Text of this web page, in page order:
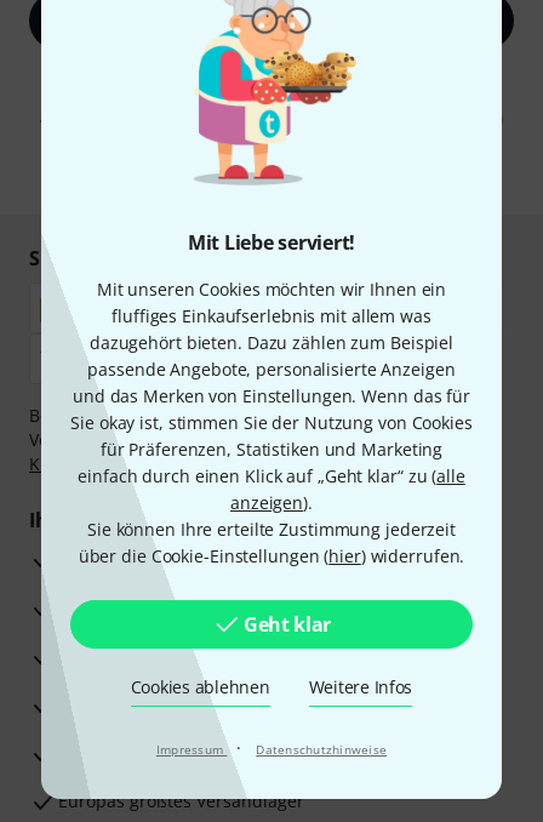
Mit Liebe serviert!
Mit unseren Cookies möchten wir Ihnen ein
fluffiges Einkaufserlebnis mit allem was
dazugehört bieten. Dazu zählen zum Beispiel
passende Angebote, personalisierte Anzeigen
und das Merken von Einstellungen. Wenn das für
Sie okay ist, stimmen Sie der Nutzung von Cookies
für Präferenzen, Statistiken und Marketing
einfach durch einen Klick auf „Geht klar“ zu (alle
anzeigen).
Sie können Ihre erteilte Zustimmung jederzeit
über die Cookie-Einstellungen (hier) widerrufen.
Geht klar
Cookies ablehnen Weitere Infos
Impressum · Datenschutzhinweise
Jetzt anmelden
Mit Klick auf „Jetzt anmelden“ stimmen Sie dem Erhalt von E-Mail-
Werbung und einer Messung des E-Mail-Nutzungsverhaltens zu. Die
Abmeldung ist jederzeit möglich. Weitere Informationen finden Sie in
unseren
Datenschutzhinweisen
* Pflichtfeld
Sicher einkaufen & bezahlen
Bezahlen Sie vertraulich und sicher per Nachnahme,
Vorkasse, PayPal, Amazon Pay, Klarna Sofort bezahlen
Klarna Ratenzahlungoder Kreditkarte.
Ihre Vorteile
3 Jahre Thomann Garantie
30 Tage Money-Back-Garantie
Reparaturservice
Beratung durch Fachexperten
Zufriedenheitsgarantie
Europas größtes Versandlager